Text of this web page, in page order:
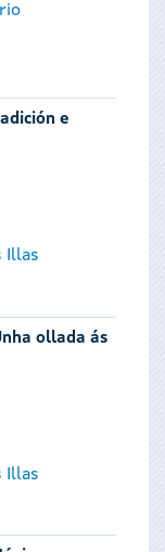
e
Illas
ollada ás
Illas